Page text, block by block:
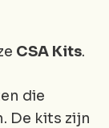
CSA Kits.
die
De kits zijn